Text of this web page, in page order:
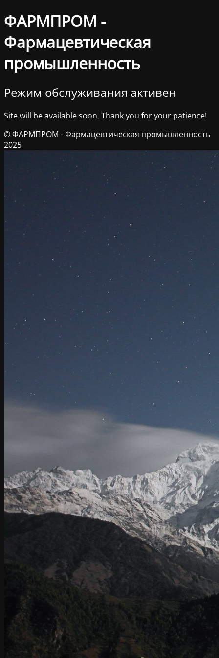
ФАРМПРОМ -
Фармацевтическая
промышленность
Режим обслуживания активен
Site will be available soon. Thank you for your patience!
© ФАРМПРОМ - Фармацевтическая промышленность
2025